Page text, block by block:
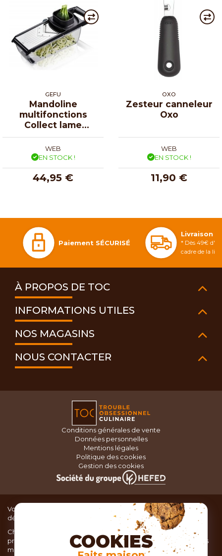
GEFU
Mandoline
multifonctions
Collect lame
julienne
WEB
EN STOCK !
44,95 €
OXO
Zesteur canneleur
Oxo
WEB
EN STOCK !
11,90 €
Paiement SÉCURISÉ
Livraison
* Dès 49€
cadre de la
À PROPOS DE TOC
INFORMATIONS UTILES
NOS MAGASINS
NOUS CONTACTER
Conditions générales de vente
Données personnelles
Mentions légales
Politique des cookies
Gestion des cookies
Vous recherchez du matériel de cuisine pour concocter de
délicieux plats ou des pâtisseries dignes d’un grand chef ?
Chez TOC, boutique d’ustensiles de cuisine, nous vous
proposons une large sélection de produits issus des meilleures
marques de matériel de cuisine: Ustensiles de pâtisserie,
COOKIES